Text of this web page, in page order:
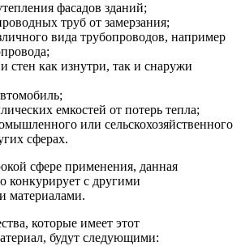
фасадов зданий;
труб от замерзания;
вида трубопроводов, например
стен как изнутри, так и снаружи
емкостей от потерь тепла;
или сельскохозяйственного
сферах.
сфере применения, данная
конкурирует с другими
материалами.
которые имеет этот
будут следующими: